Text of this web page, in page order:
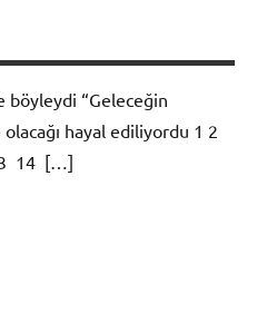
böyleydi “Geleceğin
hayal ediliyordu 1 2
14 […]